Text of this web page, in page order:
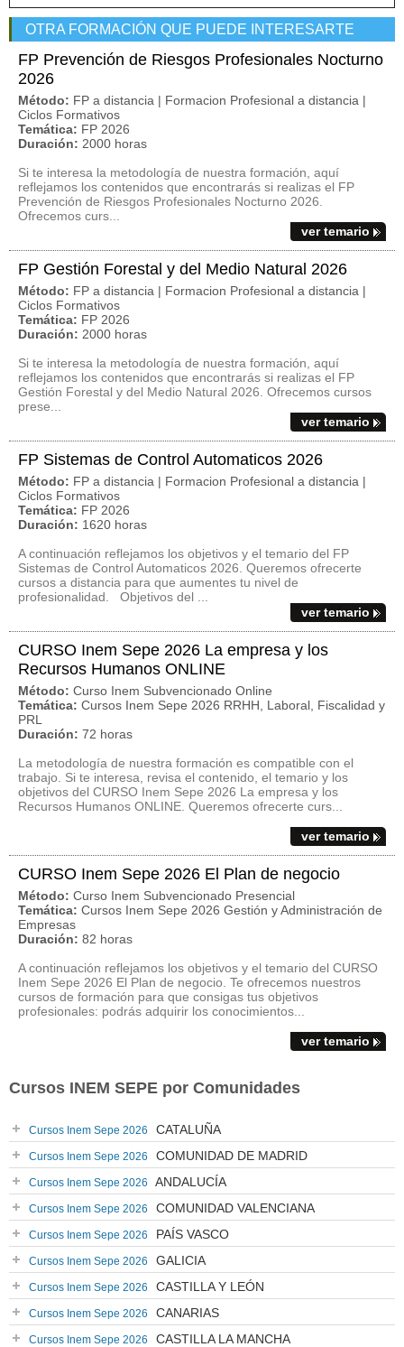
OTRA FORMACIÓN QUE PUEDE INTERESARTE
FP Prevención de Riesgos Profesionales Nocturno
2026
Método: FP a distancia | Formacion Profesional a distancia |
Ciclos Formativos
Temática: FP 2026
Duración: 2000 horas
Si te interesa la metodología de nuestra formación, aquí
reflejamos los contenidos que encontrarás si realizas el FP
Prevención de Riesgos Profesionales Nocturno 2026.
Ofrecemos curs...
ver temario
FP Gestión Forestal y del Medio Natural 2026
Método: FP a distancia | Formacion Profesional a distancia |
Ciclos Formativos
Temática: FP 2026
Duración: 2000 horas
Si te interesa la metodología de nuestra formación, aquí
reflejamos los contenidos que encontrarás si realizas el FP
Gestión Forestal y del Medio Natural 2026. Ofrecemos cursos
prese...
ver temario
FP Sistemas de Control Automaticos 2026
Método: FP a distancia | Formacion Profesional a distancia |
Ciclos Formativos
Temática: FP 2026
Duración: 1620 horas
A continuación reflejamos los objetivos y el temario del FP
Sistemas de Control Automaticos 2026. Queremos ofrecerte
cursos a distancia para que aumentes tu nivel de
profesionalidad. Objetivos del ...
ver temario
CURSO Inem Sepe 2026 La empresa y los
Recursos Humanos ONLINE
Método: Curso Inem Subvencionado Online
Temática: Cursos Inem Sepe 2026 RRHH, Laboral, Fiscalidad y
PRL
Duración: 72 horas
La metodología de nuestra formación es compatible con el
trabajo. Si te interesa, revisa el contenido, el temario y los
objetivos del CURSO Inem Sepe 2026 La empresa y los
Recursos Humanos ONLINE. Queremos ofrecerte curs...
ver temario
CURSO Inem Sepe 2026 El Plan de negocio
Método: Curso Inem Subvencionado Presencial
Temática: Cursos Inem Sepe 2026 Gestión y Administración de
Empresas
Duración: 82 horas
A continuación reflejamos los objetivos y el temario del CURSO
Inem Sepe 2026 El Plan de negocio. Te ofrecemos nuestros
cursos de formación para que consigas tus objetivos
profesionales: podrás adquirir los conocimientos...
ver temario
Cursos INEM SEPE por Comunidades
Cursos Inem Sepe 2026 CATALUÑA
Cursos Inem Sepe 2026 COMUNIDAD DE MADRID
Cursos Inem Sepe 2026 ANDALUCÍA
Cursos Inem Sepe 2026 COMUNIDAD VALENCIANA
Cursos Inem Sepe 2026 PAÍS VASCO
Cursos Inem Sepe 2026 GALICIA
Cursos Inem Sepe 2026 CASTILLA Y LEÓN
Cursos Inem Sepe 2026 CANARIAS
Cursos Inem Sepe 2026 CASTILLA LA MANCHA